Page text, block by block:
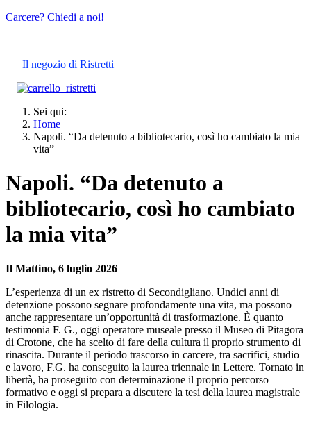
Carcere? Chiedi a noi!
Il negozio di Ristretti
Sei qui:
Home
Napoli. “Da detenuto a bibliotecario, così ho cambiato la mia
vita”
Napoli. “Da detenuto a
bibliotecario, così ho cambiato
la mia vita”
Il Mattino, 6 luglio 2026
L’esperienza di un ex ristretto di Secondigliano. Undici anni di
detenzione possono segnare profondamente una vita, ma possono
anche rappresentare un’opportunità di trasformazione. È quanto
testimonia F. G., oggi operatore museale presso il Museo di Pitagora
di Crotone, che ha scelto di fare della cultura il proprio strumento di
rinascita. Durante il periodo trascorso in carcere, tra sacrifici, studio
e lavoro, F.G. ha conseguito la laurea triennale in Lettere. Tornato in
libertà, ha proseguito con determinazione il proprio percorso
formativo e oggi si prepara a discutere la tesi della laurea magistrale
in Filologia.